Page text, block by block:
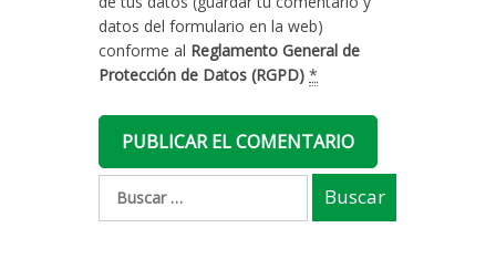
datos del formulario en la web)
conforme al Reglamento General de
Protección de Datos (RGPD) *